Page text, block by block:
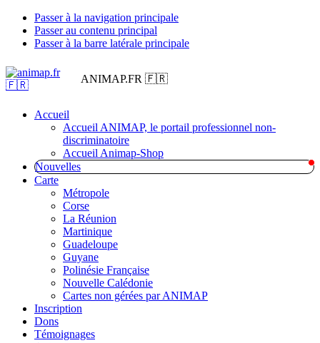
Passer à la navigation principale
Passer au contenu principal
Passer à la barre latérale principale
ANIMAP.FR 🇫🇷
Accueil
Accueil ANIMAP, le portail professionnel non-
discriminatoire
Accueil Animap-Shop
Nouvelles
Carte
Métropole
Corse
La Réunion
Martinique
Guadeloupe
Guyane
Polinésie Française
Nouvelle Calédonie
Cartes non gérées par ANIMAP
Inscription
Dons
Témoignages